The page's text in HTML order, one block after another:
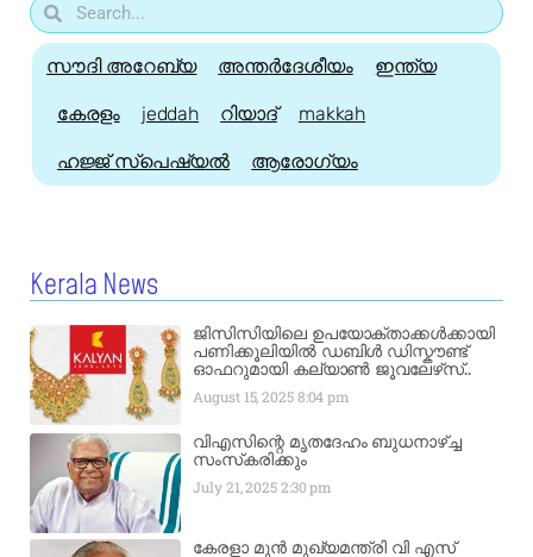
സൗദി അറേബ്യ അന്തർദേശീയം ഇന്ത്യ
കേരളം jeddah റിയാദ് makkah
ഹജ്ജ്‌ സ്പെഷ്യൽ ആരോഗ്യം
Kerala News
ജിസിസിയിലെ ഉപയോക്താക്കൾക്കായി
പണിക്കൂലിയിൽ ഡബിൾ ഡിസ്കൗണ്ട്
ഓഫറുമായി കല്യാൺ ജൂവലേഴ്‌സ്..
August 15, 20258:04 pm
വിഎസിന്റെ മൃതദേഹം ബുധനാഴ്ച്ച
സംസ്‌കരിക്കും
July 21, 20252:30 pm
കേരളാ മുൻ മുഖ്യമന്ത്രി വി എസ്